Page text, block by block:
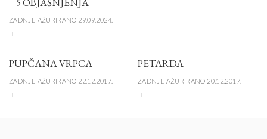
ZADNJE AŽURIRANO 29.09.2024.
PUPČANA VRPCA
ZADNJE AŽURIRANO 22.12.2017.
PETARDA
ZADNJE AŽURIRANO 20.12.2017.